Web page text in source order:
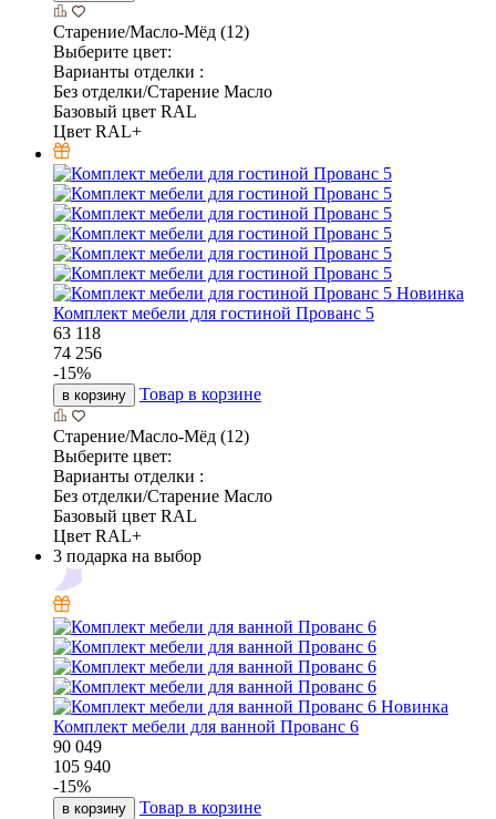
Старение/Масло-Мёд (12)
Выберите цвет:
Варианты отделки :
Без отделки/Старение Масло
Базовый цвет RAL
Цвет RAL+
Новинка
Комплект мебели для гостиной Прованс 5
63 118
74 256
-15%
в корзину Товар в корзине
Старение/Масло-Мёд (12)
Выберите цвет:
Варианты отделки :
Без отделки/Старение Масло
Базовый цвет RAL
Цвет RAL+
3 подарка на выбор
Новинка
Комплект мебели для ванной Прованс 6
90 049
105 940
-15%
в корзину Товар в корзине